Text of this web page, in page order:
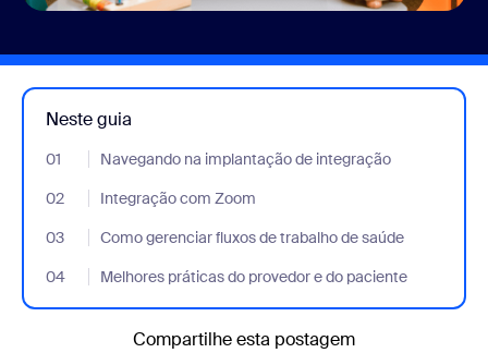
Neste guia
01 Navegando na implantação de integração
- Jumplink to Navegando na implantação de integração
02
Integração com Zoom
- Jumplink to Integração com Zoom
03
Como gerenciar fluxos de trabalho de saúde
- Jumplink to Como gerenciar fluxos de trabalho de saúde
04
Melhores práticas do provedor e do paciente
- Jumplink to Melhores práticas do provedor e do paciente
Compartilhe esta postagem